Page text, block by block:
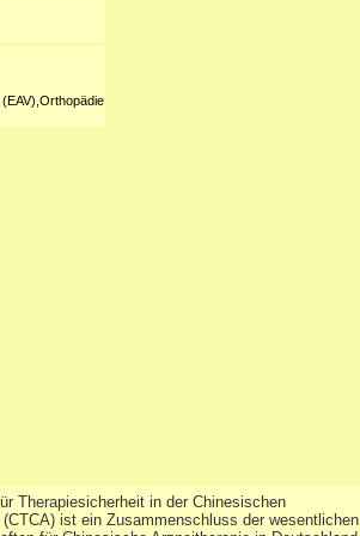
Therapiesicherheit in der Chinesischen
ist ein Zusammenschluss der wesentlichen